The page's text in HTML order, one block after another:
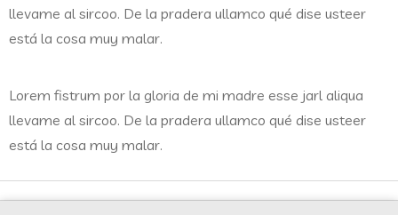
llevame al sircoo. De la pradera ullamco qué dise usteer
está la cosa muy malar.
Lorem fistrum por la gloria de mi madre esse jarl aliqua
llevame al sircoo. De la pradera ullamco qué dise usteer
está la cosa muy malar.